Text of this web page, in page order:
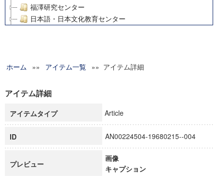
福澤研究センター
日本語・日本文化教育センター
グローバルリサーチインスティテュート
科学研究費補助金研究成果報告書
慶應義塾大学グローバルCOEプログラム市民社会ガバナンス
慶應義塾大学グローバルCOEプログラム論理と感性の先端的
博士課程教育リーディングプログラム「超成熟社会発展のサ
学術雑誌掲載論文等(8)
ホーム »» アイテム一覧 »» アイテム詳細
アイテム詳細
アイテムタイプ Article
ID AN00224504-19680215--004
プレビュー
画像
キャプション